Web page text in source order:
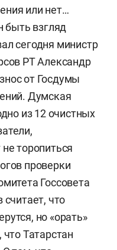
или нет…
быть взгляд
сегодня министр
РТ Александр
от Госдумы
Думская
из 12 очистных
торопиться
проверки
Госсовета
что
но «орать»
Татарстан